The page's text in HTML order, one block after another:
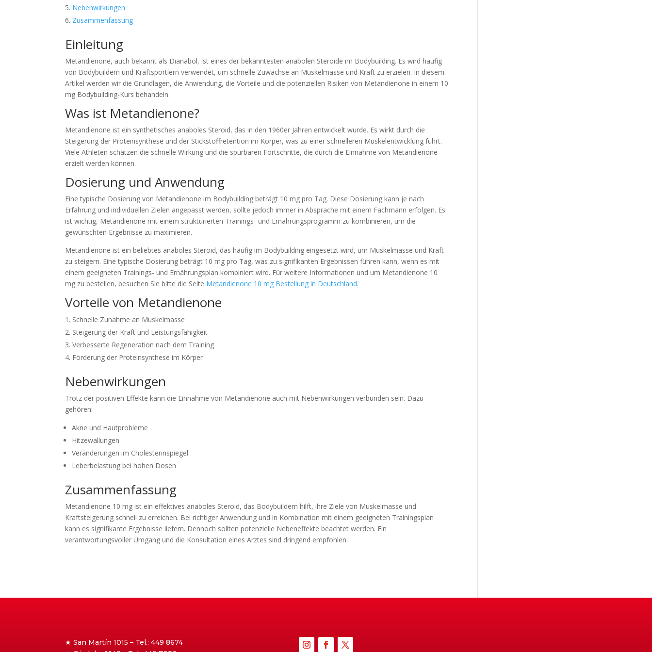
Nebenwirkungen
Zusammenfassung
Einleitung
Metandienone, auch bekannt als Dianabol, ist eines der bekanntesten anabolen Steroide im Bodybuilding. Es wird häufig
von Bodybuildern und Kraftsportlern verwendet, um schnelle Zuwächse an Muskelmasse und Kraft zu erzielen. In diesem
Artikel werden wir die Grundlagen, die Anwendung, die Vorteile und die potenziellen Risiken von Metandienone in einem 10
mg Bodybuilding-Kurs behandeln.
Was ist Metandienone?
Metandienone ist ein synthetisches anaboles Steroid, das in den 1960er Jahren entwickelt wurde. Es wirkt durch die
Steigerung der Proteinsynthese und der Stickstoffretention im Körper, was zu einer schnelleren Muskelentwicklung führt.
Viele Athleten schätzen die schnelle Wirkung und die spürbaren Fortschritte, die durch die Einnahme von Metandienone
erzielt werden können.
Dosierung und Anwendung
Eine typische Dosierung von Metandienone im Bodybuilding beträgt 10 mg pro Tag. Diese Dosierung kann je nach
Erfahrung und individuellen Zielen angepasst werden, sollte jedoch immer in Absprache mit einem Fachmann erfolgen. Es
ist wichtig, Metandienone mit einem strukturierten Trainings- und Ernährungsprogramm zu kombinieren, um die
gewünschten Ergebnisse zu maximieren.
Metandienone ist ein beliebtes anaboles Steroid, das häufig im Bodybuilding eingesetzt wird, um Muskelmasse und Kraft
zu steigern. Eine typische Dosierung beträgt 10 mg pro Tag, was zu signifikanten Ergebnissen führen kann, wenn es mit
einem geeigneten Trainings- und Ernährungsplan kombiniert wird. Für weitere Informationen und um Metandienone 10
mg zu bestellen, besuchen Sie bitte die Seite Metandienone 10 mg Bestellung in Deutschland.
Vorteile von Metandienone
Schnelle Zunahme an Muskelmasse
Steigerung der Kraft und Leistungsfähigkeit
Verbesserte Regeneration nach dem Training
Förderung der Proteinsynthese im Körper
Nebenwirkungen
Trotz der positiven Effekte kann die Einnahme von Metandienone auch mit Nebenwirkungen verbunden sein. Dazu
gehören:
Akne und Hautprobleme
Hitzewallungen
Veränderungen im Cholesterinspiegel
Leberbelastung bei hohen Dosen
Zusammenfassung
Metandienone 10 mg ist ein effektives anaboles Steroid, das Bodybuildern hilft, ihre Ziele von Muskelmasse und
Kraftsteigerung schnell zu erreichen. Bei richtiger Anwendung und in Kombination mit einem geeigneten Trainingsplan
kann es signifikante Ergebnisse liefern. Dennoch sollten potenzielle Nebeneffekte beachtet werden. Ein
verantwortungsvoller Umgang und die Konsultation eines Arztes sind dringend empfohlen.
★ San Martín 1015 – Tel.: 449 8674